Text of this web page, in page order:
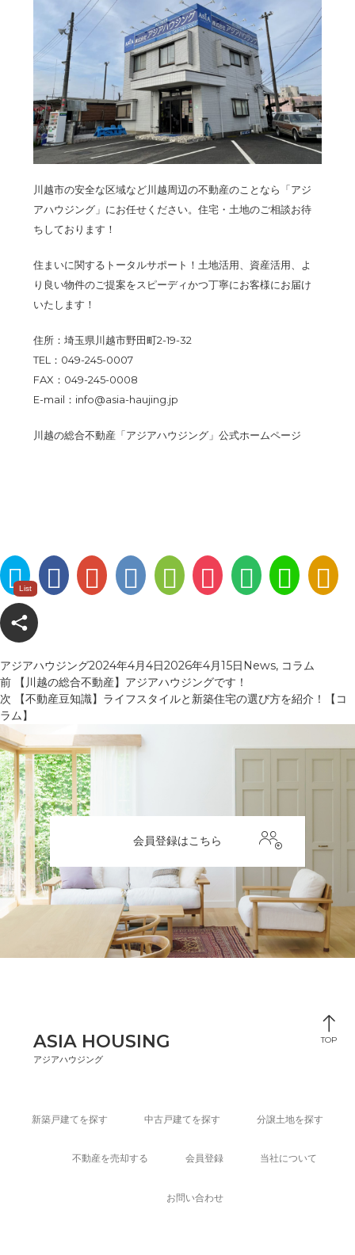
川越市の安全な区域など川越周辺の不動産のことなら「アジ
アハウジング」にお任せください。住宅・土地のご相談お待
ちしております！
住まいに関するトータルサポート！土地活用、資産活用、よ
り良い物件のご提案をスピーディかつ丁寧にお客様にお届け
いたします！
住所：埼玉県川越市野田町2-19-32
TEL：049-245-0007
FAX：049-245-0008
E-mail：info@asia-haujing.jp
川越の総合不動産「アジアハウジング」公式ホームページ
List
ツ
ィ
ー
ト
す
る
Facebook
Google
Plus
は
て
ブ
ッ
ク
マ
に
追
加
FeedlyPocket
に
存
Evernote
LINE
で
る
投
稿
者
アジアハウジング投
稿
日:
2024年4月4日2026年4月15日 カ
ゴ
News, コラム
投
稿
ナ
ビ
ゲ
ー
シ
ョ
ン
前
過
去
の
投
稿:
【川越の総合不動産】アジアハウジングです！
次
次
の
投
稿:
【不動産豆知識】ライフスタイルと新築住宅の選び方を紹介！【コ
ラム】
会員登録はこちら
ASIA HOUSING
アジアハウジング
TOP
新築戸建てを探す 中古戸建てを探す 分譲土地を探す
不動産を売却する 会員登録 当社について
お問い合わせ